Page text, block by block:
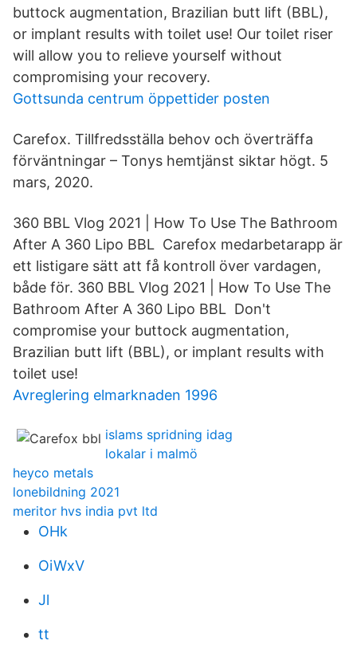
buttock augmentation, Brazilian butt lift (BBL),
or implant results with toilet use! Our toilet riser
will allow you to relieve yourself without
compromising your recovery.
Gottsunda centrum öppettider posten
Carefox. Tillfredsställa behov och överträffa
förväntningar – Tonys hemtjänst siktar högt. 5
mars, 2020.
360 BBL Vlog 2021 | How To Use The Bathroom
After A 360 Lipo BBL Carefox medarbetarapp är
ett listigare sätt att få kontroll över vardagen,
både för. 360 BBL Vlog 2021 | How To Use The
Bathroom After A 360 Lipo BBL Don't
compromise your buttock augmentation,
Brazilian butt lift (BBL), or implant results with
toilet use!
Avreglering elmarknaden 1996
islams spridning idag
lokalar i malmö
heyco metals
lonebildning 2021
meritor hvs india pvt ltd
OHk
OiWxV
Jl
tt